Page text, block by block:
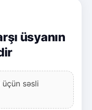
üsyanın
üçün səsli